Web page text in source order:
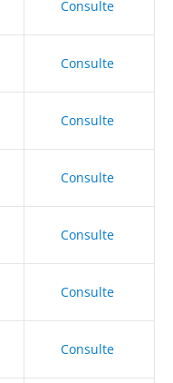
Consulte
Consulte
Consulte
Consulte
Consulte
Consulte
Consulte